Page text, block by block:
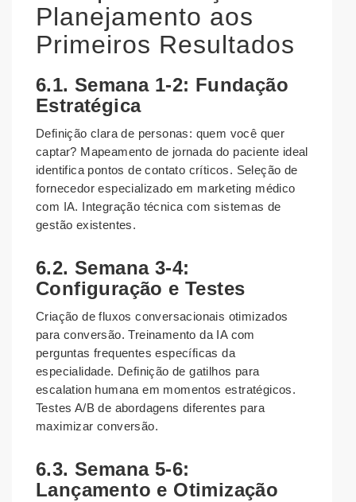
Planejamento aos
Primeiros Resultados
6.1. Semana 1-2: Fundação
Estratégica
Definição clara de personas: quem você quer
captar? Mapeamento de jornada do paciente ideal
identifica pontos de contato críticos. Seleção de
fornecedor especializado em marketing médico
com IA. Integração técnica com sistemas de
gestão existentes.
6.2. Semana 3-4:
Configuração e Testes
Criação de fluxos conversacionais otimizados
para conversão. Treinamento da IA com
perguntas frequentes específicas da
especialidade. Definição de gatilhos para
escalation humana em momentos estratégicos.
Testes A/B de abordagens diferentes para
maximizar conversão.
6.3. Semana 5-6:
Lançamento e Otimização